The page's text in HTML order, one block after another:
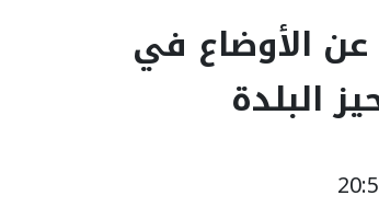
الأوضاع في
البلدة